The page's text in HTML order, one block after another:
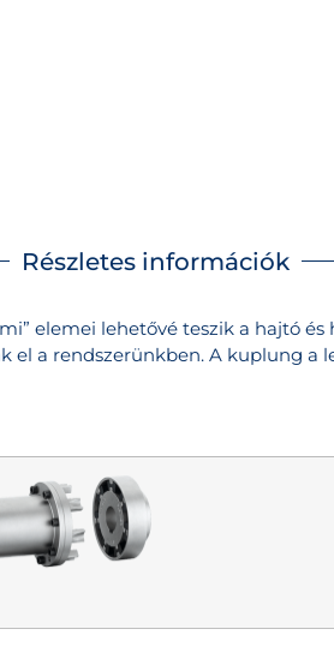
Részletes információk
elemei lehetővé teszik a hajtó
a rendszerünkben. A kuplung a